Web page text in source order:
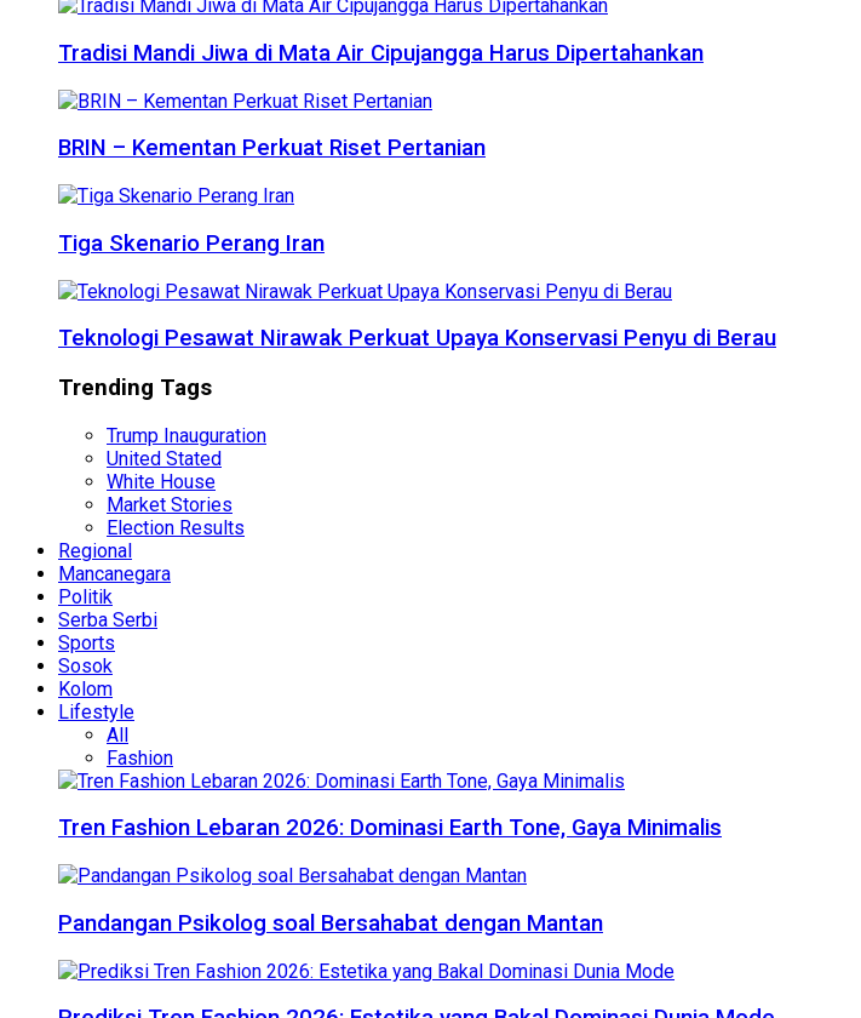
Tradisi Mandi Jiwa di Mata Air Cipujangga Harus Dipertahankan
BRIN – Kementan Perkuat Riset Pertanian
Tiga Skenario Perang Iran
Teknologi Pesawat Nirawak Perkuat Upaya Konservasi Penyu di Berau
Trending Tags
Trump Inauguration
United Stated
White House
Market Stories
Election Results
Regional
Mancanegara
Politik
Serba Serbi
Sports
Sosok
Kolom
Lifestyle
All
Fashion
Tren Fashion Lebaran 2026: Dominasi Earth Tone, Gaya Minimalis
Pandangan Psikolog soal Bersahabat dengan Mantan